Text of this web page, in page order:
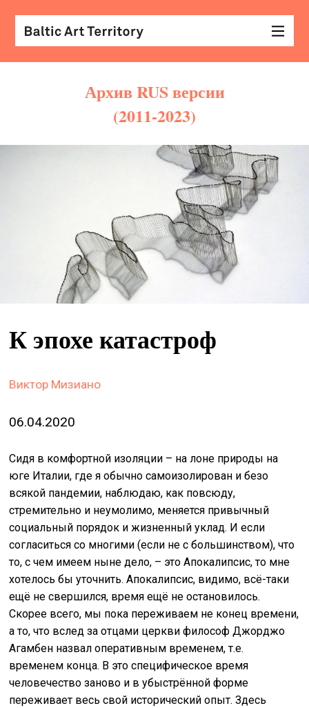
искать
Архив RUS версии
(2011-2023)
К эпохе катастроф
Виктор Мизиано
06.04.2020
Сидя в комфортной изоляции – на лоне природы на
юге Италии, где я обычно самоизолирован и безо
всякой пандемии, наблюдаю, как повсюду,
стремительно и неумолимо, меняется привычный
социальный порядок и жизненный уклад. И если
согласиться со многими (если не с большинством), что
то, с чем имеем ныне дело, – это Апокалипсис, то мне
хотелось бы уточнить. Апокалипсис, видимо, всё-таки
ещё не свершился, время ещё не остановилось.
Скорее всего, мы пока переживаем не конец времени,
а то, что вслед за отцами церкви философ Джорджо
Агамбен назвал оперативным временем, т.е.
временем конца. В это специфическое время
человечество заново и в убыстрённой форме
переживает весь свой исторический опыт. Здесь